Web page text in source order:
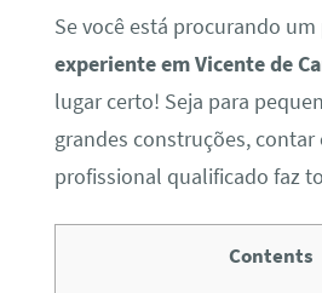
Se você está procurando um
experiente em Vicente de
lugar certo! Seja para
grandes construções, contar
profissional qualificado faz
Contents